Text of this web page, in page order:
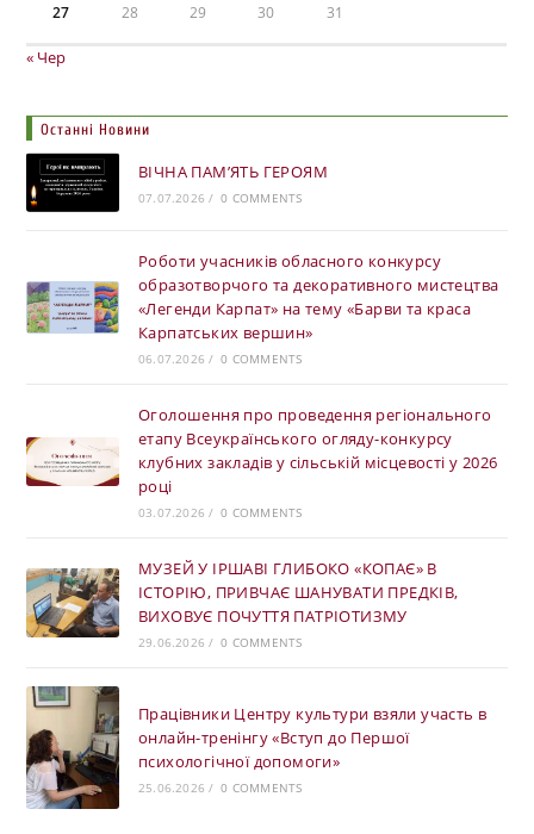
27 28 29 30 31
« Чер
Останні Новини
ВІЧНА ПАМ’ЯТЬ ГЕРОЯМ
07.07.2026 / 0 COMMENTS
Роботи учасників обласного конкурсу
образотворчого та декоративного мистецтва
«Легенди Карпат» на тему «Барви та краса
Карпатських вершин»
06.07.2026 / 0 COMMENTS
Оголошення про проведення регіонального
етапу Всеукраїнського огляду-конкурсу
клубних закладів у сільській місцевості у 2026
році
03.07.2026 / 0 COMMENTS
МУЗЕЙ У ІРШАВІ ГЛИБОКО «КОПАЄ» В
ІСТОРІЮ, ПРИВЧАЄ ШАНУВАТИ ПРЕДКІВ,
ВИХОВУЄ ПОЧУТТЯ ПАТРІОТИЗМУ
29.06.2026 / 0 COMMENTS
Працівники Центру культури взяли участь в
онлайн-тренінгу «Вступ до Першої
психологічної допомоги»
25.06.2026 / 0 COMMENTS